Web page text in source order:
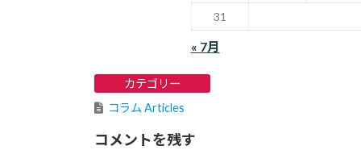
31
« 7月
カテゴリー
コラム Articles
コメントを残す